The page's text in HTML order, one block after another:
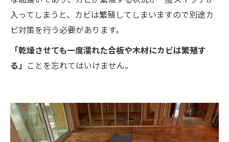
入ってしまうと、カビは繁殖してしまいますので別途カ
ビ対策を行う必要があります。
「乾燥させても一度濡れた合板や木材にカビは繁殖す
る」 ことを忘れてはいけません。